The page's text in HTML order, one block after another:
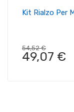
Kit Rialzo Per
54,52 €
49,07 €